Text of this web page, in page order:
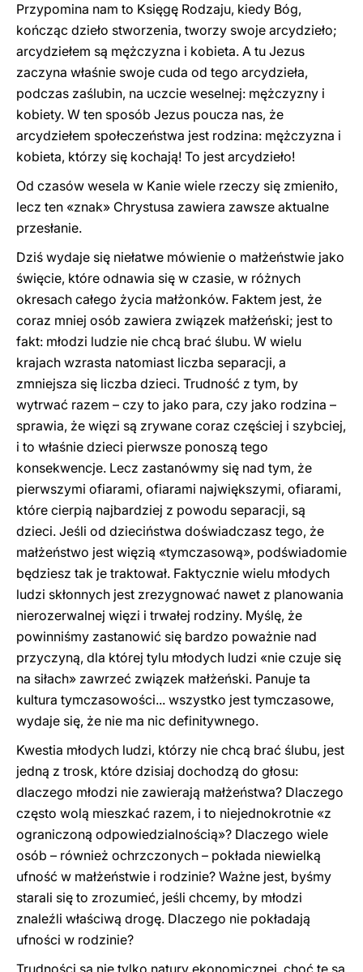
Przypomina nam to Księgę Rodzaju, kiedy Bóg,
kończąc dzieło stworzenia, tworzy swoje arcydzieło;
arcydziełem są mężczyzna i kobieta. A tu Jezus
zaczyna właśnie swoje cuda od tego arcydzieła,
podczas zaślubin, na uczcie weselnej: mężczyzny i
kobiety. W ten sposób Jezus poucza nas, że
arcydziełem społeczeństwa jest rodzina: mężczyzna i
kobieta, którzy się kochają! To jest arcydzieło!
Od czasów wesela w Kanie wiele rzeczy się zmieniło,
lecz ten «znak» Chrystusa zawiera zawsze aktualne
przesłanie.
Dziś wydaje się niełatwe mówienie o małżeństwie jako
święcie, które odnawia się w czasie, w różnych
okresach całego życia małżonków. Faktem jest, że
coraz mniej osób zawiera związek małżeński; jest to
fakt: młodzi ludzie nie chcą brać ślubu. W wielu
krajach wzrasta natomiast liczba separacji, a
zmniejsza się liczba dzieci. Trudność z tym, by
wytrwać razem – czy to jako para, czy jako rodzina –
sprawia, że więzi są zrywane coraz częściej i szybciej,
i to właśnie dzieci pierwsze ponoszą tego
konsekwencje. Lecz zastanówmy się nad tym, że
pierwszymi ofiarami, ofiarami największymi, ofiarami,
które cierpią najbardziej z powodu separacji, są
dzieci. Jeśli od dzieciństwa doświadczasz tego, że
małżeństwo jest więzią «tymczasową», podświadomie
będziesz tak je traktował. Faktycznie wielu młodych
ludzi skłonnych jest zrezygnować nawet z planowania
nierozerwalnej więzi i trwałej rodziny. Myślę, że
powinniśmy zastanowić się bardzo poważnie nad
przyczyną, dla której tylu młodych ludzi «nie czuje się
na siłach» zawrzeć związek małżeński. Panuje ta
kultura tymczasowości... wszystko jest tymczasowe,
wydaje się, że nie ma nic definitywnego.
Kwestia młodych ludzi, którzy nie chcą brać ślubu, jest
jedną z trosk, które dzisiaj dochodzą do głosu:
dlaczego młodzi nie zawierają małżeństwa? Dlaczego
często wolą mieszkać razem, i to niejednokrotnie «z
ograniczoną odpowiedzialnością»? Dlaczego wiele
osób – również ochrzczonych – pokłada niewielką
ufność w małżeństwie i rodzinie? Ważne jest, byśmy
starali się to zrozumieć, jeśli chcemy, by młodzi
znaleźli właściwą drogę. Dlaczego nie pokładają
ufności w rodzinie?
Trudności są nie tylko natury ekonomicznej, choć te są